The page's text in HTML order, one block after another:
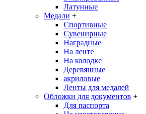
Латунные
Медали +
Спортивные
Сувенирные
Наградные
На ленте
На колодке
Деревянные
акриловые
Ленты для медалей
Обложки для документов +
Для паспорта